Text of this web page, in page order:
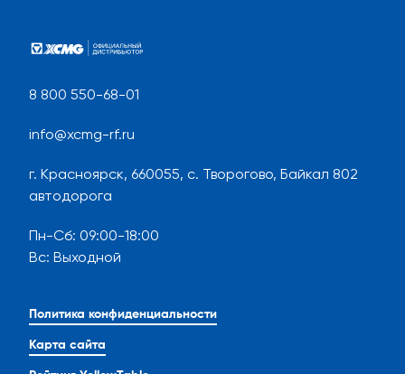
8 800 550-68-01
info@xcmg-rf.ru
г. Красноярск, 660055, с. Творогово, Байкал 802
автодорога
Пн-Сб: 09:00-18:00
Вс: Выходной
Политика конфиденциальности
Карта сайта